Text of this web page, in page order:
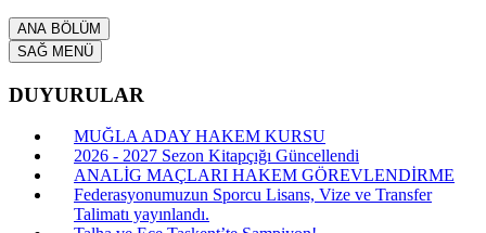
ANA BÖLÜM
SAĞ MENÜ
DUYURULAR
MUĞLA ADAY HAKEM KURSU
2026 - 2027 Sezon Kitapçığı Güncellendi
ANALİG MAÇLARI HAKEM GÖREVLENDİRME
Federasyonumuzun Sporcu Lisans, Vize ve Transfer
Talimatı yayınlandı.